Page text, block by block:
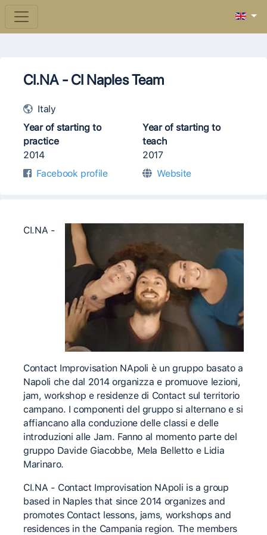
CI.NA - CI Naples Team
Italy
Year of starting to
practice
2014
Year of starting to
teach
2017
Facebook profile
Website
CI.NA -
Contact Improvisation NApoli è un gruppo basato a
Napoli che dal 2014 organizza e promuove lezioni,
jam, workshop e residenze di Contact sul territorio
campano. I componenti del gruppo si alternano e si
affiancano alla conduzione delle classi e delle
introduzioni alle Jam. Fanno al momento parte del
gruppo Davide Giacobbe, Mela Belletto e Lidia
Marinaro.
CI.NA - Contact Improvisation NApoli is a group
based in Naples that since 2014 organizes and
promotes Contact lessons, jams, workshops and
residences in the Campania region. The members